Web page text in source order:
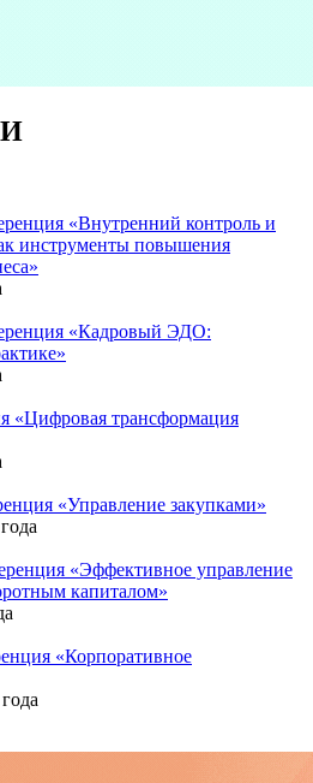
«Внутренний контроль и
инструменты повышения
«Кадровый ЭДО:
«Цифровая трансформация
«Управление закупками»
«Эффективное управление
капиталом»
«Корпоративное